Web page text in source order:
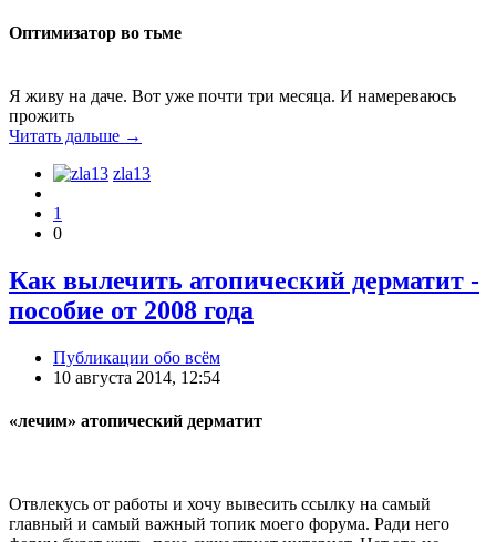
Оптимизатор во тьме
Я живу на даче. Вот уже почти три месяца. И намереваюсь
прожить
Читать дальше →
zla13
1
0
Как вылечить атопический дерматит -
пособие от 2008 года
Публикации обо всём
10 августа 2014, 12:54
«лечим» атопический дерматит
Отвлекусь от работы и хочу вывесить ссылку на самый
главный и самый важный топик моего форума. Ради него